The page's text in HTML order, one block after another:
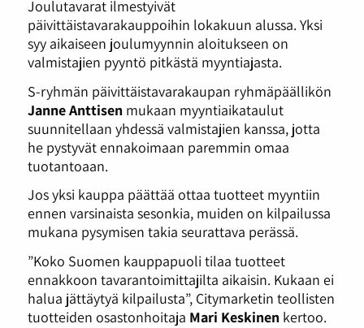
Joulutavarat ilmestyivät
päivittäistavarakauppoihin lokakuun alussa. Yksi
syy aikaiseen joulumyynnin aloitukseen on
valmistajien pyyntö pitkästä myyntiajasta.
S-ryhmän päivittäistavarakaupan ryhmäpäällikön
Janne Anttisenmukaan myyntiaikataulut
suunnitellaan yhdessä valmistajien kanssa, jotta
he pystyvät ennakoimaan paremmin omaa
tuotantoaan.
Jos yksi kauppa päättää ottaa tuotteet myyntiin
ennen varsinaista sesonkia, muiden on kilpailussa
mukana pysymisen takia seurattava perässä.
”Koko Suomen kauppapuoli tilaa tuotteet
ennakkoon tavarantoimittajilta aikaisin. Kukaan ei
halua jättäytyä kilpailusta”, Citymarketin teollisten
tuotteiden osastonhoitaja Mari Keskinenkertoo.